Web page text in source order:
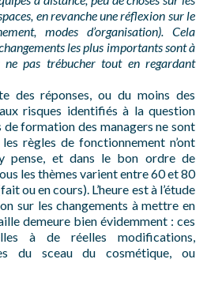
en revanche une réflexion sur le
modes d’organisation). Cela
les plus importants sont à
ne pas trébucher tout en regardant
des réponses, ou du moins des
risques identifiés à la question
de formation des managers ne sont
règles de fonctionnement n’ont
pense, et dans le bon ordre de
les thèmes varient entre 60 et 80
ou en cours). L’heure est à l’étude
sur les changements à mettre en
demeure bien évidemment : ces
à de réelles modifications,
du sceau du cosmétique, ou